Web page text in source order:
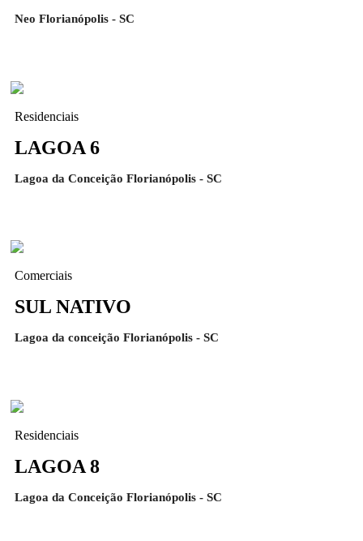
Neo Florianópolis - SC
Residenciais
LAGOA 6
Lagoa da Conceição Florianópolis - SC
Comerciais
SUL NATIVO
Lagoa da conceição Florianópolis - SC
Residenciais
LAGOA 8
Lagoa da Conceição Florianópolis - SC